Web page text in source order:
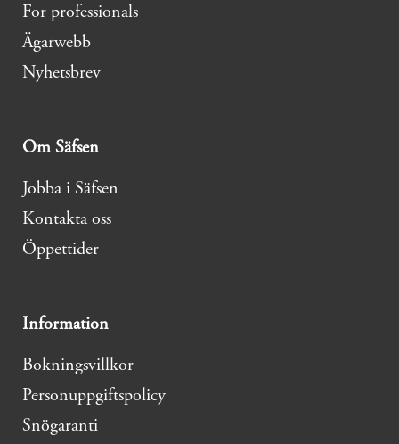
For professionals
Ägarwebb
Nyhetsbrev
Om Säfsen
Jobba i Säfsen
Kontakta oss
Öppettider
Information
Bokningsvillkor
Personuppgiftspolicy
Snögaranti